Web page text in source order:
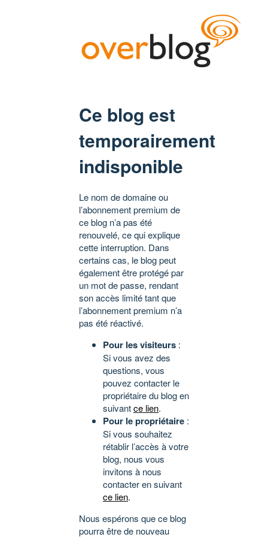
Ce blog est
temporairement
indisponible
Le nom de domaine ou
l’abonnement premium de
ce blog n’a pas été
renouvelé, ce qui explique
cette interruption. Dans
certains cas, le blog peut
également être protégé par
un mot de passe, rendant
son accès limité tant que
l’abonnement premium n’a
pas été réactivé.
Pour les visiteurs :
Si vous avez des
questions, vous
pouvez contacter le
propriétaire du blog en
suivantce lien.
Pour le propriétaire :
Si vous souhaitez
rétablir l’accès à votre
blog, nous vous
invitons à nous
contacter en suivant
ce lien.
Nous espérons que ce blog
pourra être de nouveau